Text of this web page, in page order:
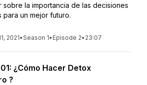
sobre la importancia de las decisiones
para un mejor futuro.
2021•Season 1• Episode 2• 23:07
¿Cómo Hacer Detox
?